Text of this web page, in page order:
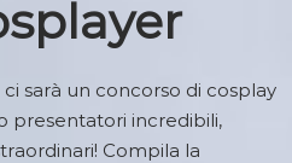
sarà un concorso di cosplay
presentatori incredibili,
Compila la